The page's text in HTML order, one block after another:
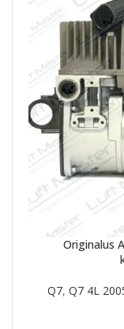
Originalus
Q7, Q7 4L